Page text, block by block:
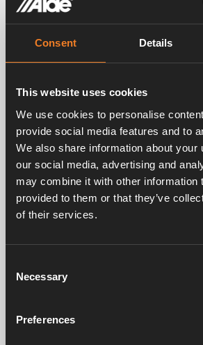
Consent Details
This website uses cookies
We use cookies to personalise
provide social media features and to
We also share information about your
our social media, advertising and
may combine it with other information
provided to them or that they’ve
of their services.
Selection
Necessary
Preferences
Variants
EPDM 21,4 × 4,25 mm.
25 st/förp.
Frågor & svar